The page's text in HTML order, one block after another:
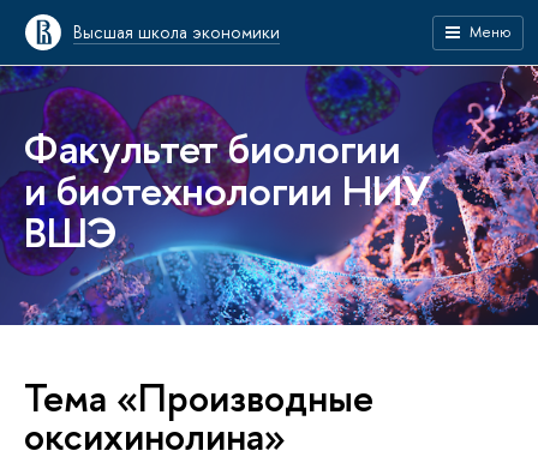
Высшая школа экономики Меню
Факультет биологии
и биотехнологии НИУ
ВШЭ
Тема «Производные
оксихинолина»